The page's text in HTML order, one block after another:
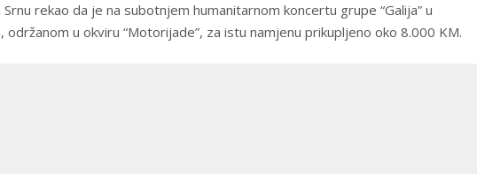
Srnu rekao da je na subotnjem humanitarnom koncertu grupe “Galija” u
održanom u okviru “Motorijade”, za istu namjenu prikupljeno oko 8.000 KM.